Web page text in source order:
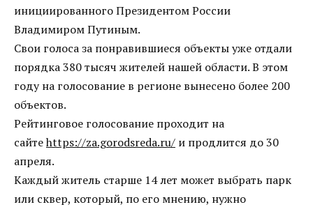
инициированного Президентом России
Владимиром Путиным.
Свои голоса за понравившиеся объекты уже отдали
порядка 380 тысяч жителей нашей области. В этом
году на голосование в регионе вынесено более 200
объектов.
Рейтинговое голосование проходит на
сайтеhttps://za.gorodsreda.ru/ и продлится до 30
апреля.
Каждый житель старше 14 лет может выбрать парк
или сквер, который, по его мнению, нужно